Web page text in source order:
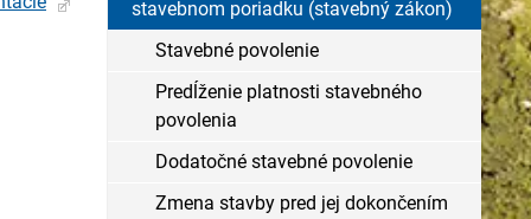
stavebnom poriadku (stavebný zákon)
Stavebné povolenie
Predĺženie platnosti stavebného
povolenia
Dodatočné stavebné povolenie
Zmena stavby pred jej dokončením